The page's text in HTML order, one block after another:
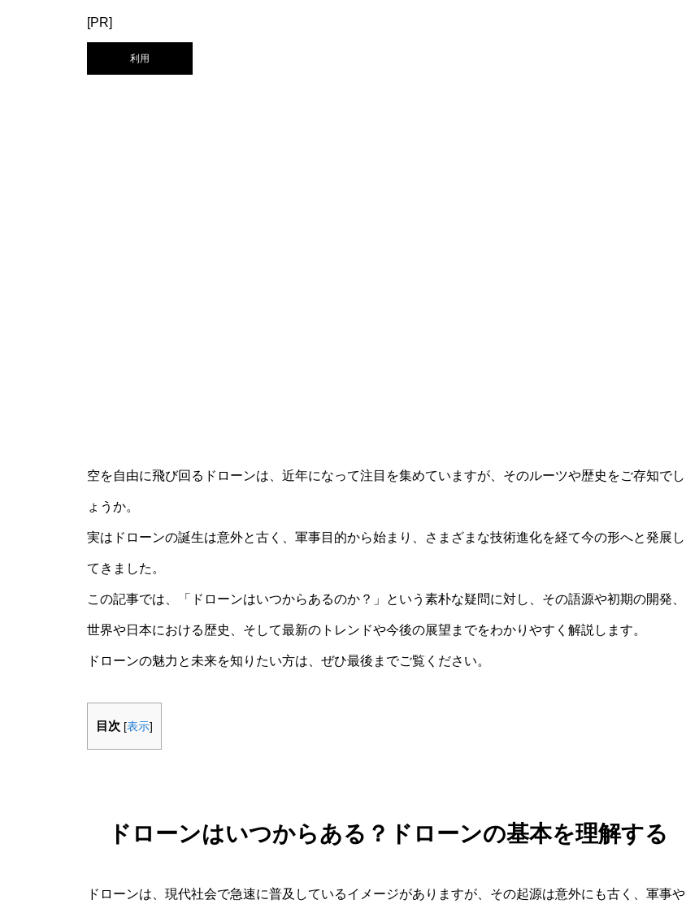
[PR]
利用
空を自由に飛び回るドローンは、近年になって注目を集めていますが、そのルーツや歴史をご存知でし
ょうか。
実はドローンの誕生は意外と古く、軍事目的から始まり、さまざまな技術進化を経て今の形へと発展し
てきました。
この記事では、「ドローンはいつからあるのか？」という素朴な疑問に対し、その語源や初期の開発、
世界や日本における歴史、そして最新のトレンドや今後の展望までをわかりやすく解説します。
ドローンの魅力と未来を知りたい方は、ぜひ最後までご覧ください。
目次 [表示]
ドローンはいつからある？ドローンの基本を理解する
ドローンは、現代社会で急速に普及しているイメージがありますが、その起源は意外にも古く、軍事や